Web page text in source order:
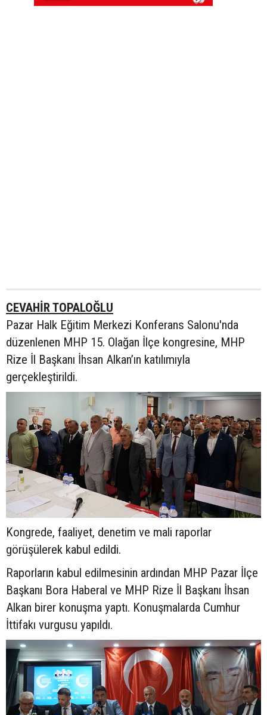
CEVAHİR TOPALOĞLU
Pazar Halk Eğitim Merkezi Konferans Salonu'nda
düzenlenen MHP 15. Olağan İlçe kongresine, MHP
Rize İl Başkanı İhsan Alkan’ın katılımıyla
gerçekleştirildi.
Kongrede, faaliyet, denetim ve mali raporlar
görüşülerek kabul edildi.
Raporların kabul edilmesinin ardından MHP Pazar İlçe
Başkanı Bora Haberal ve MHP Rize İl Başkanı İhsan
Alkan birer konuşma yaptı. Konuşmalarda Cumhur
İttifakı vurgusu yapıldı.